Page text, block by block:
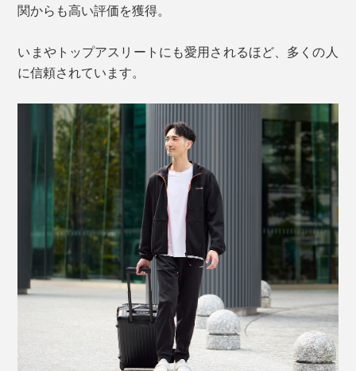
関からも高い評価を獲得。
いまやトップアスリートにも愛用されるほど、多くの人
に信頼されています。